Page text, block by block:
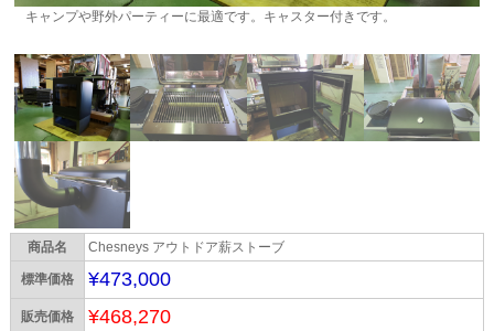
キャンプや野外パーティーに最適です。キャスター付きです。
商品名 Chesneys アウトドア薪ストーブ
標準価格 ¥473,000
販売価格 ¥468,270